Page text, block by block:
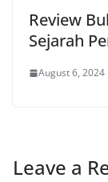
Review
Sejarah
August 6, 2024
Leave a